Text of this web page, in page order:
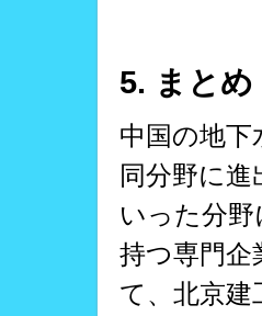
5. まとめ
中国の地
同分野に
いった分
持つ専門企
て、北京建